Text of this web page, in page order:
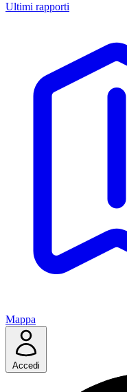
Ultimi rapporti
Mappa
Accedi